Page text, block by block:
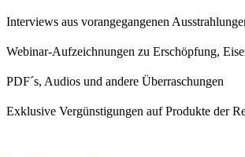
Interviews aus vorangegangenen
Webinar-Aufzeichnungen zu Erschöpfung,
PDF´s, Audios und andere Überraschungen
Exklusive Vergünstigungen auf Produkte der